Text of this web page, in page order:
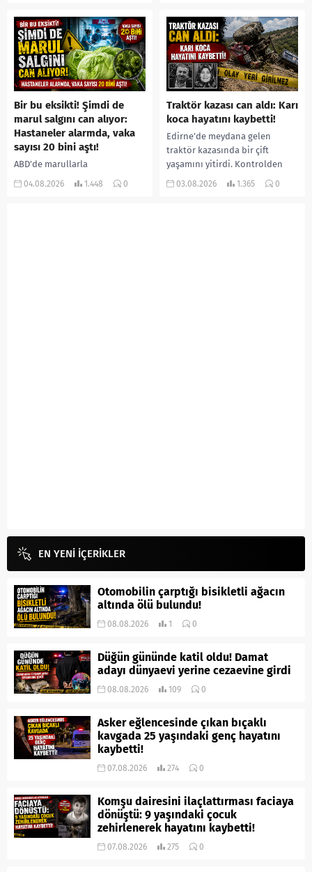
kadın kıyafetleri giydirdiği,
özür videosu çektirip...
olduğu iddia...
Bir bu eksikti! Şimdi de
marul salgını can alıyor:
Hastaneler alarmda, vaka
sayısı 20 bini aştı!
ABD’de marullarla
ilişkilendirilen siklospora
04.08.2026 1.448 0
Traktör kazası can aldı: Karı
koca hayatını kaybetti!
Edirne’de meydana gelen
traktör kazasında bir çift
yaşamını yitirdi. Kontrolden
çıkarak devrilen traktörün
03.08.2026 1.365 0
EN YENİ İÇERİKLER
Otomobilin çarptığı bisikletli ağacın
altında ölü bulundu!
08.08.2026 1 0
Düğün gününde katil oldu! Damat
adayı dünyaevi yerine cezaevine girdi
08.08.2026 109 0
Asker eğlencesinde çıkan bıçaklı
kavgada 25 yaşındaki genç hayatını
kaybetti!
07.08.2026 274 0
Komşu dairesini ilaçlattırması faciaya
dönüştü: 9 yaşındaki çocuk
zehirlenerek hayatını kaybetti!
07.08.2026 275 0